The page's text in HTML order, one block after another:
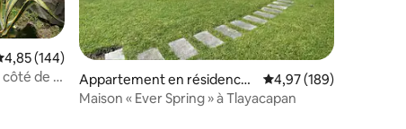
: 4,85 sur 5
moyenne sur la base de 144 commentaires : 4,85 sur 5
4,85 (144)
de la
Appartement en résidence ⋅
Tlayacapan
Évaluation moyenne
4,97 (189)
Maison « Ever Spring » à Tlayacapan